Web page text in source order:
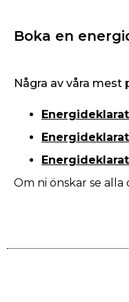
Boka en
Några av våra
Om ni önskar se